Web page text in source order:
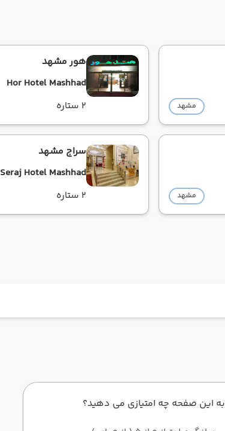
مشهد
هور مشهد
Hor Hotel Mashhad
2 ستاره
مشهد
سراج مشهد
Seraj Hotel Mashhad
2 ستاره
به این صفحه چه امتیازی می دهید؟